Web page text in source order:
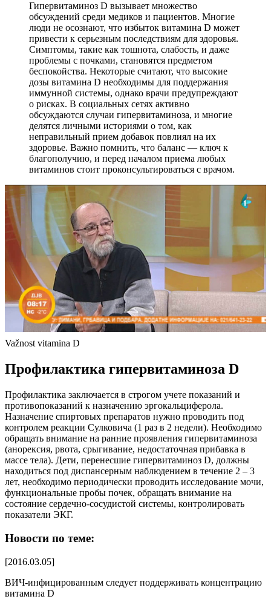
Гипервитаминоз D вызывает множество
обсуждений среди медиков и пациентов. Многие
люди не осознают, что избыток витамина D может
привести к серьезным последствиям для здоровья.
Симптомы, такие как тошнота, слабость, и даже
проблемы с почками, становятся предметом
беспокойства. Некоторые считают, что высокие
дозы витамина D необходимы для поддержания
иммунной системы, однако врачи предупреждают
о рисках. В социальных сетях активно
обсуждаются случаи гипервитаминоза, и многие
делятся личными историями о том, как
неправильный прием добавок повлиял на их
здоровье. Важно помнить, что баланс — ключ к
благополучию, и перед началом приема любых
витаминов стоит проконсультироваться с врачом.
Važnost vitamina D
Профилактика гипервитаминоза D
Профилактика заключается в строгом учете показаний и
противопоказаний к назначению эргокальциферола.
Назначение спиртовых препаратов нужно проводить под
контролем реакции Сулковича (1 раз в 2 недели). Необходимо
обращать внимание на ранние проявления гипервитаминоза
(анорексия, рвота, срыгивание, недостаточная прибавка в
массе тела). Дети, перенесшие гипервитаминоз D, должны
находиться под диспансерным наблюдением в течение 2 – 3
лет, необходимо периодически проводить исследование мочи,
функциональные пробы почек, обращать внимание на
состояние сердечно-сосудистой системы, контролировать
показатели ЭКГ.
Новости по теме:
[2016.03.05]
ВИЧ-инфицированным следует поддерживать концентрацию
витамина D